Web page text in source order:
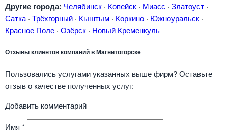
Другие города: Челябинск · Копейск · Миасс · Златоуст ·
Сатка· Трёхгорный · Кыштым · Коркино · Южноуральск ·
Красное Поле · Озёрск · Новый Кременкуль
Отзывы клиентов компаний в Магнитогорске
Пользовались услугами указанных выше фирм? Оставьте
отзыв о качестве полученных услуг:
Добавить комментарий
Имя *